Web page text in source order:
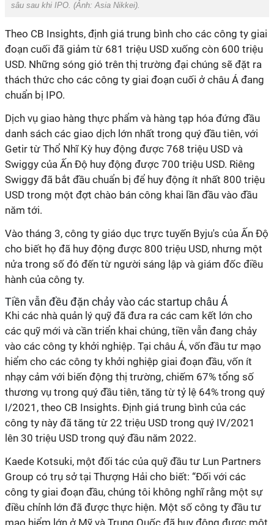
sâu sau khi IPO. (Ảnh:Asia Nikkei).
Theo CB Insights, định giá trung bình cho các công ty giai
đoạn cuối đã giảm từ 681 triệu USD xuống còn 600 triệu
USD. Những sóng gió trên thị trường đại chúng sẽ đặt ra
thách thức cho các công ty giai đoạn cuối ở châu Á đang
chuẩn bị IPO.
Dịch vụ giao hàng thực phẩm và hàng tạp hóa đứng đầu
danh sách các giao dịch lớn nhất trong quý đầu tiên, với
Getir từ Thổ Nhĩ Kỳ huy động được 768 triệu USD và
Swiggy của Ấn Độ huy động được 700 triệu USD. Riêng
Swiggy đã bắt đầu chuẩn bị để huy động ít nhất 800 triệu
USD trong một đợt chào bán công khai lần đầu vào đầu
năm tới.
Vào tháng 3, công ty giáo dục trực tuyến Byju's của Ấn Độ
cho biết họ đã huy động được 800 triệu USD, nhưng một
nửa trong số đó đến từ người sáng lập và giám đốc điều
hành của công ty.
Tiền vẫn đều đặn chảy vào các startup châu Á
Khi các nhà quản lý quỹ đã đưa ra các cam kết lớn cho
các quỹ mới và cần triển khai chúng, tiền vẫn đang chảy
vào các công ty khởi nghiệp. Tại châu Á, vốn đầu tư mạo
hiểm cho các công ty khởi nghiệp giai đoạn đầu, vốn ít
nhạy cảm với biến động thị trường, chiếm 67% tổng số
thương vụ trong quý đầu tiên, tăng từ tỷ lệ 64% trong quý
I/2021, theo CB Insights. Định giá trung bình của các
công ty này đã tăng từ 22 triệu USD trong quý IV/2021
lên 30 triệu USD trong quý đầu năm 2022.
Kaede Kotsuki, một đối tác của quỹ đầu tư Lun Partners
Group có trụ sở tại Thượng Hải cho biết: “Đối với các
công ty giai đoạn đầu, chúng tôi không nghĩ rằng một sự
điều chỉnh lớn đã được thực hiện. Một số công ty đầu tư
mạo hiểm lớn ở Mỹ và Trung Quốc đã huy động được một